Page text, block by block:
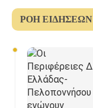
ΡΟΉ ΕΙΔΉΣΕΩΝ